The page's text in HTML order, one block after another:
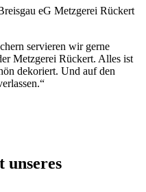
servieren wir gerne
Metzgerei Rückert. Alles ist
dekoriert. Und auf den
unseres